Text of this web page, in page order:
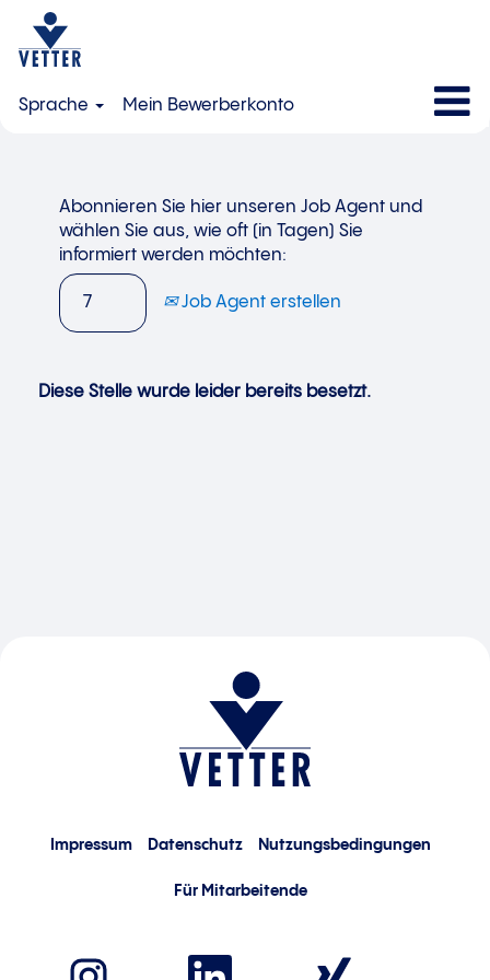
Sprache Mein Bewerberkonto
Abonnieren Sie hier unseren Job Agent und
wählen Sie aus, wie oft (in Tagen) Sie
informiert werden möchten:
Job Agent erstellen
Diese Stelle wurde leider bereits besetzt.
Impressum Datenschutz Nutzungsbedingungen
Für Mitarbeitende
W
W